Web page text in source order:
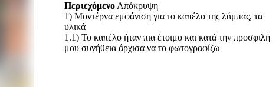
Περιεχόμενο Απόκρυψη
1) Μοντέρνα εμφάνιση για το καπέλο της λάμπας, τα
υλικά
1.1) Το καπέλο ήταν πια έτοιμο και κατά την προσφιλή
μου συνήθεια άρχισα να το φωτογραφίζω